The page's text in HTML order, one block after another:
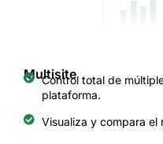
Multisite
Control total de
plataforma.
Visualiza y compara el